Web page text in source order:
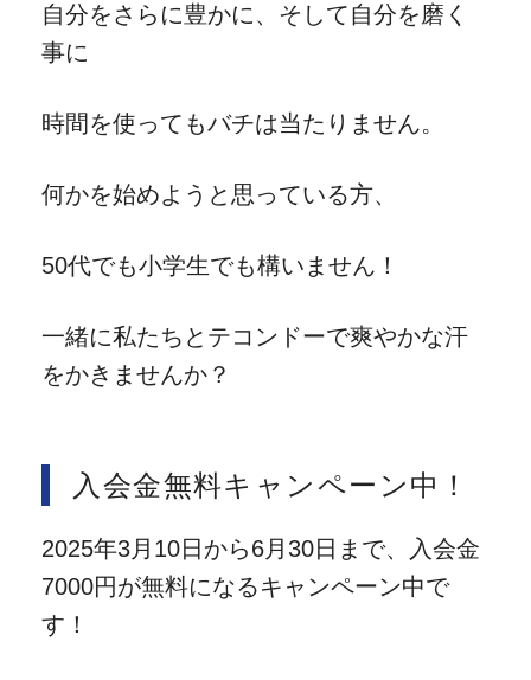
自分をさらに豊かに、そして自分を磨く
事に
時間を使ってもバチは当たりません。
何かを始めようと思っている方、
50代でも小学生でも構いません！
一緒に私たちとテコンドーで爽やかな汗
をかきませんか？
入会金無料キャンペーン中！
2025年3月10日から6月30日まで、入会金
7000円が無料になるキャンペーン中で
す！